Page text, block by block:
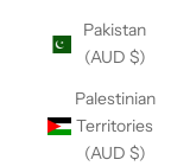
Pakistan
(AUD $)
Palestinian
Territories
(AUD $)